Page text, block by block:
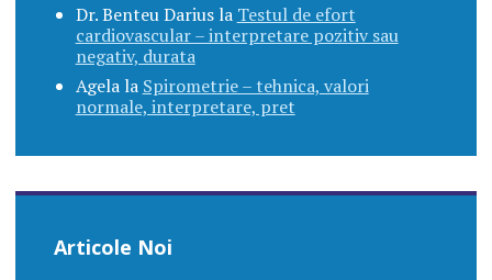
Dr. Benteu Dariusla Testul de efort
cardiovascular – interpretare pozitiv sau
negativ, durata
Agelala Spirometrie – tehnica, valori
normale, interpretare, pret
Articole Noi